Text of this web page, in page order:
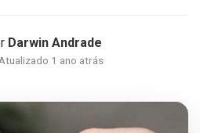
Darwin Andrade
Atualizado 1 ano atrás